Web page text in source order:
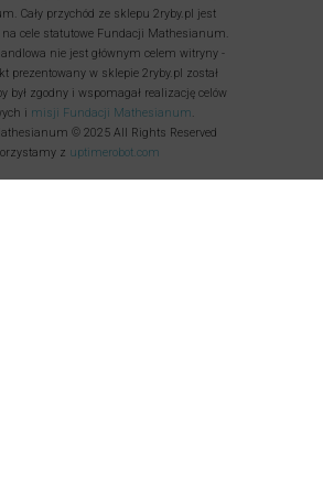
Cały przychód ze sklepu 2ryby.pl jest
cele statutowe Fundacji Mathesianum.
nie jest głównym celem witryny -
prezentowany w sklepie 2ryby.pl został
był zgodny i wspomagał realizację celów
i misji Fundacji Mathesianum
© 2025 All Rights Reserved
z uptimerobot.com